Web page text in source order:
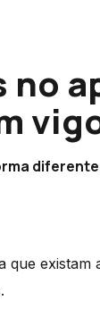
no
que existam